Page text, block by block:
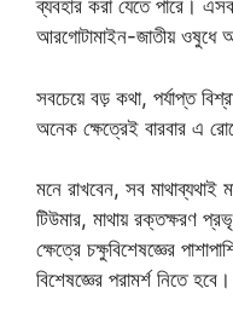
ব্যবহার করা যেতে পারে।
আরগোটামাইন-জাতীয় ওষুধে
সবচেয়ে বড় কথা, পর্যাপ্ত
অনেক ক্ষেত্রেই বারবার এ
মনে রাখবেন, সব মাথাব্যথাই
টিউমার, মাথায় রক্তক্ষরণ
ক্ষেত্রে চক্ষুবিশেষজ্ঞের
বিশেষজ্ঞের পরামর্শ নিতে হবে।